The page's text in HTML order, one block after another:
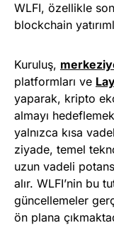
WLFI, özellikle
blockchain
Kuruluş,
platformları ve
yaparak, kripto
almayı
yalnızca kısa
ziyade, temel
uzun vadeli
alır. WLFI’nin bu
güncellemeler
ön plana